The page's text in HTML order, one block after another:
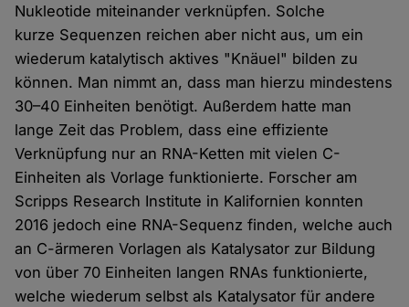
Nukleotide miteinander verknüpfen. Solche
kurze Sequenzen reichen aber nicht aus, um ein
wiederum katalytisch aktives "Knäuel" bilden zu
können. Man nimmt an, dass man hierzu mindestens
30–40 Einheiten benötigt. Außerdem hatte man
lange Zeit das Problem, dass eine effiziente
Verknüpfung nur an RNA-Ketten mit vielen C-
Einheiten als Vorlage funktionierte. Forscher am
Scripps Research Institute in Kalifornien konnten
2016 jedoch eine RNA-Sequenz finden, welche auch
an C-ärmeren Vorlagen als Katalysator zur Bildung
von über 70 Einheiten langen RNAs funktionierte,
welche wiederum selbst als Katalysator für andere